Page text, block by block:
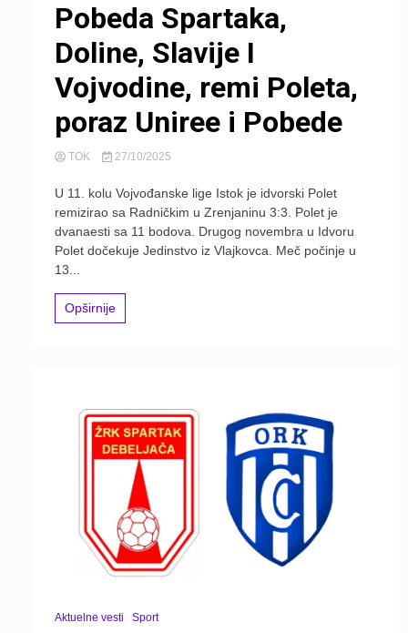
Pobeda Spartaka,
Doline, Slavije I
Vojvodine, remi Poleta,
poraz Uniree i Pobede
TOK 27/10/2025
U 11. kolu Vojvođanske lige Istok je idvorski Polet
remizirao sa Radničkim u Zrenjaninu 3:3. Polet je
dvanaesti sa 11 bodova. Drugog novembra u Idvoru
Polet dočekuje Jedinstvo iz Vlajkovca. Meč počinje u
13...
Opširnije
Aktuelne vesti Sport